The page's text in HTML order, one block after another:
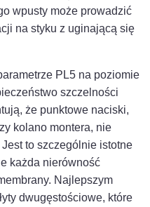
wpusty może prowadzić
na styku z uginającą się
PL5 na poziomie
szczelności
że punktowe naciski,
kolano montera, nie
to szczególnie istotne
każda nierówność
Najlepszym
dwugęstościowe, które